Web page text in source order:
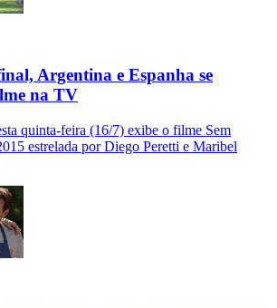
Argentina e Espanha se
na TV
quinta-feira (16/7) exibe o filme Sem
estrelada por Diego Peretti e Maribel